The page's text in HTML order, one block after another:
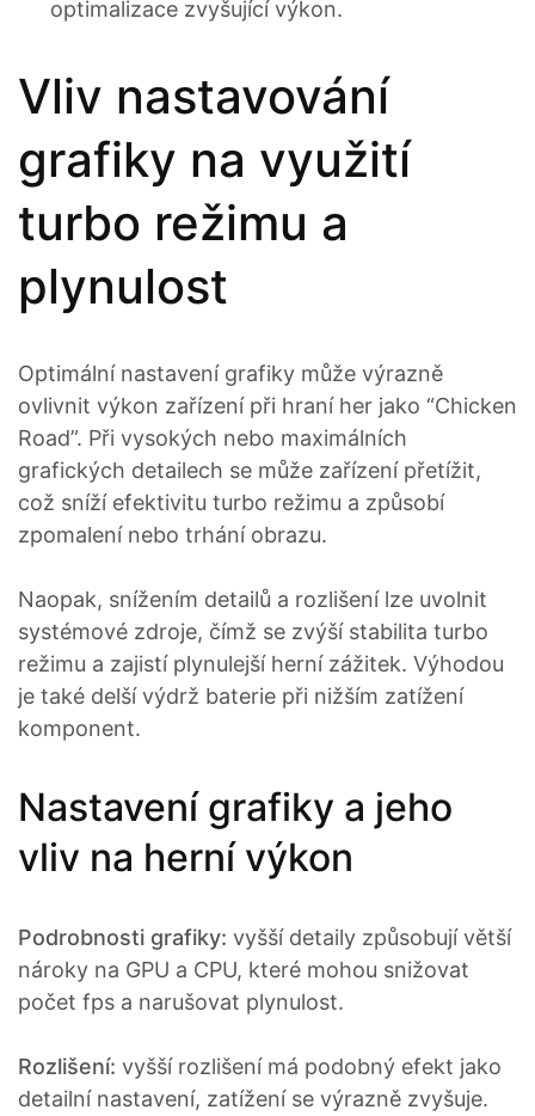
optimalizace zvyšující výkon.
Vliv nastavování
grafiky na využití
turbo režimu a
plynulost
Optimální nastavení grafiky může výrazně
ovlivnit výkon zařízení při hraní her jako “Chicken
Road”. Při vysokých nebo maximálních
grafických detailech se může zařízení přetížit,
což sníží efektivitu turbo režimu a způsobí
zpomalení nebo trhání obrazu.
Naopak, snížením detailů a rozlišení lze uvolnit
systémové zdroje, čímž se zvýší stabilita turbo
režimu a zajistí plynulejší herní zážitek. Výhodou
je také delší výdrž baterie při nižším zatížení
komponent.
Nastavení grafiky a jeho
vliv na herní výkon
Podrobnosti grafiky: vyšší detaily způsobují větší
nároky na GPU a CPU, které mohou snižovat
počet fps a narušovat plynulost.
Rozlišení: vyšší rozlišení má podobný efekt jako
detailní nastavení, zatížení se výrazně zvyšuje.